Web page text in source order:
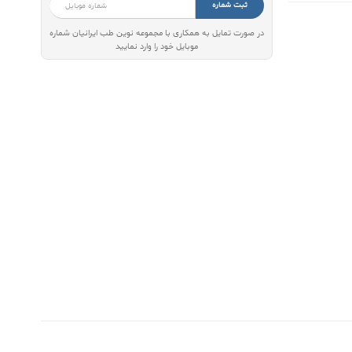
ثبت شماره
در صورت تمایل به همکاری با مجموعه نوین طب ایرانیان شماره
موبایل خود را وارد نمایید